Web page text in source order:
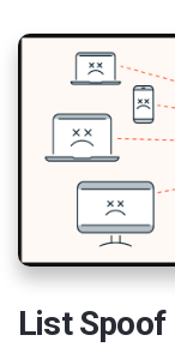
List Spoof